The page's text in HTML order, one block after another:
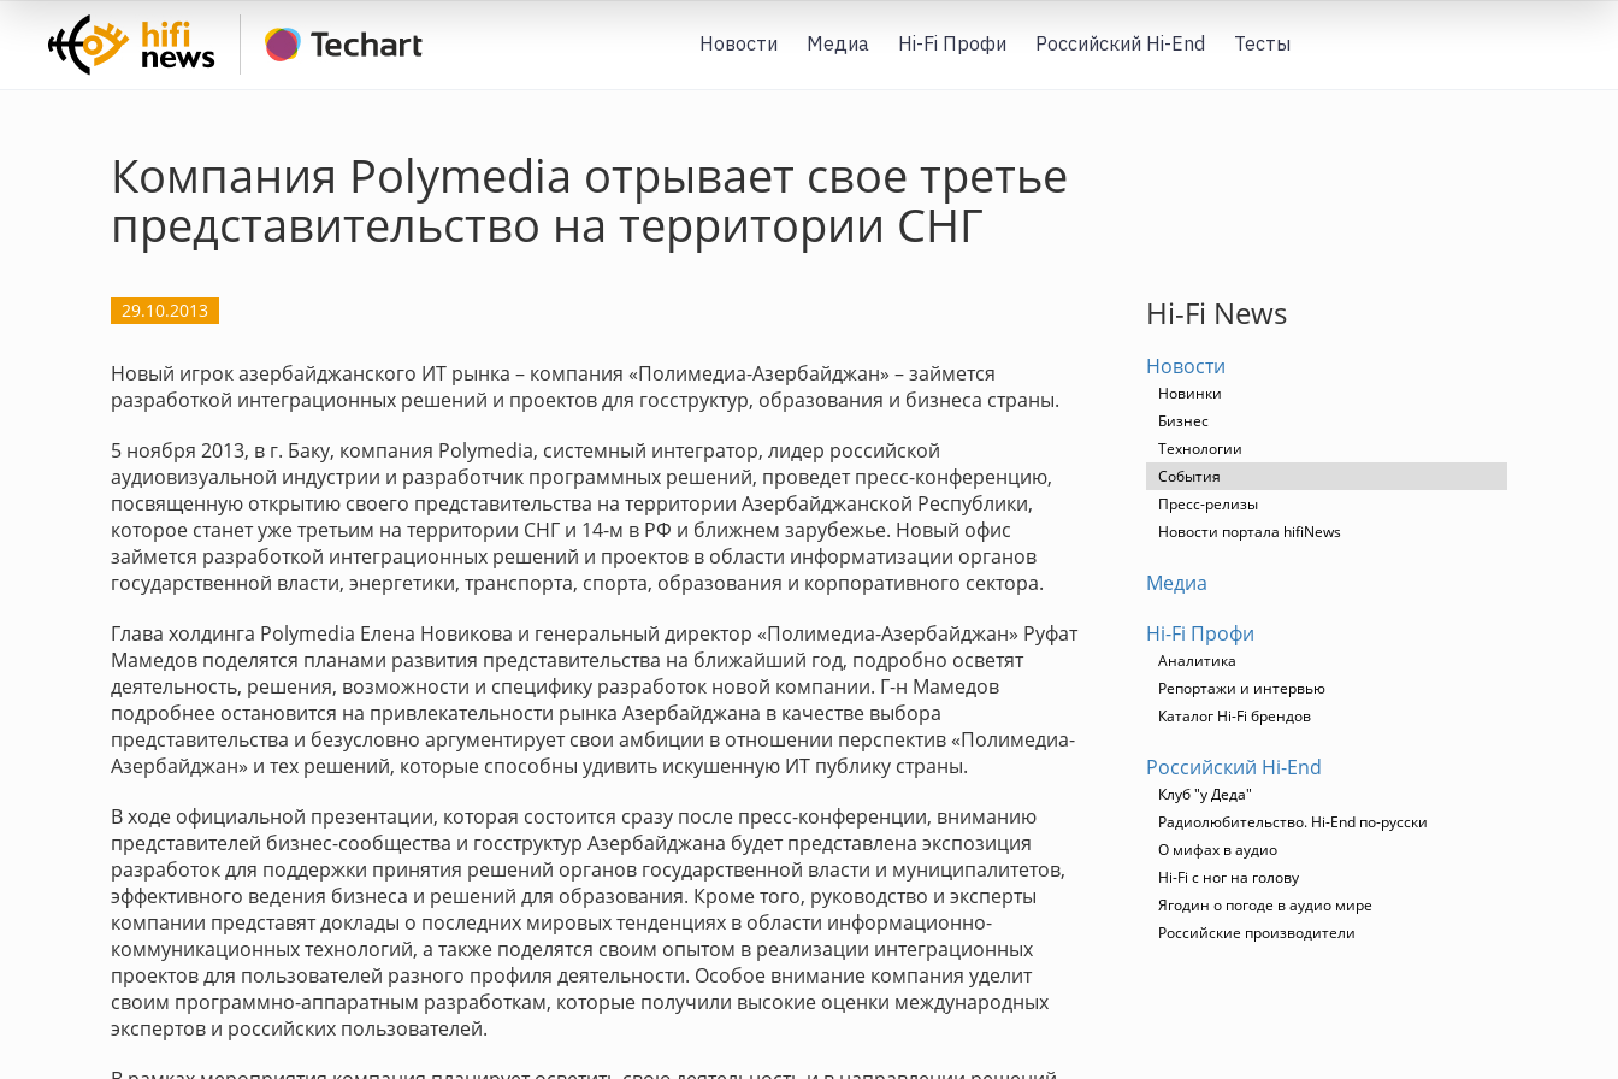
Новости Медиа Hi-Fi Профи Российский Hi-End Тесты
Компания Polymedia отрывает свое третье
представительство на территории СНГ
29.10.2013
Новый игрок азербайджанского ИТ рынка – компания «Полимедиа-Азербайджан» – займется
разработкой интеграционных решений и проектов для госструктур, образования и бизнеса страны.
5 ноября 2013, в г. Баку, компания Polymedia, системный интегратор, лидер российской
аудиовизуальной индустрии и разработчик программных решений, проведет пресс-конференцию,
посвященную открытию своего представительства на территории Азербайджанской Республики,
которое станет уже третьим на территории СНГ и 14-м в РФ и ближнем зарубежье. Новый офис
займется разработкой интеграционных решений и проектов в области информатизации органов
государственной власти, энергетики, транспорта, спорта, образования и корпоративного сектора.
Глава холдинга Polymedia Елена Новикова и генеральный директор «Полимедиа-Азербайджан» Руфат
Мамедов поделятся планами развития представительства на ближайший год, подробно осветят
деятельность, решения, возможности и специфику разработок новой компании. Г-н Мамедов
подробнее остановится на привлекательности рынка Азербайджана в качестве выбора
представительства и безусловно аргументирует свои амбиции в отношении перспектив «Полимедиа-
Азербайджан» и тех решений, которые способны удивить искушенную ИТ публику страны.
В ходе официальной презентации, которая состоится сразу после пресс-конференции, вниманию
представителей бизнес-сообщества и госструктур Азербайджана будет представлена экспозиция
разработок для поддержки принятия решений органов государственной власти и муниципалитетов,
эффективного ведения бизнеса и решений для образования. Кроме того, руководство и эксперты
компании представят доклады о последних мировых тенденциях в области информационно-
коммуникационных технологий, а также поделятся своим опытом в реализации интеграционных
проектов для пользователей разного профиля деятельности. Особое внимание компания уделит
своим программно-аппаратным разработкам, которые получили высокие оценки международных
экспертов и российских пользователей.
Hi-Fi News
Новости
Новинки
Бизнес
Технологии
События
Пресс-релизы
Новости портала hifiNews
Медиа
Hi-Fi Профи
Аналитика
Репортажи и интервью
Каталог Hi-Fi брендов
Российский Hi-End
Клуб "у Деда"
Радиолюбительство. Hi-End по-русски
О мифах в аудио
Hi-Fi с ног на голову
Ягодин о погоде в аудио мире
Российские производители